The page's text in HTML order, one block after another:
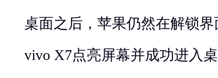
桌面之后，苹果仍然在解锁
vivo X7点亮屏幕并成功进入